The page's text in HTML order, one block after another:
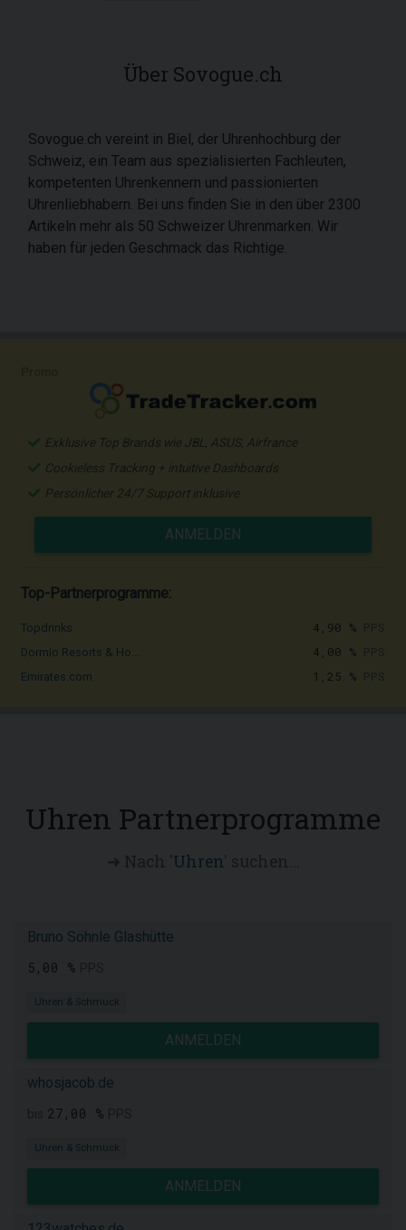
Über Sovogue.ch
Sovogue.ch vereint in Biel, der Uhrenhochburg der
Schweiz, ein Team aus spezialisierten Fachleuten,
kompetenten Uhrenkennern und passionierten
Uhrenliebhabern. Bei uns finden Sie in den über 2300
Artikeln mehr als 50 Schweizer Uhrenmarken. Wir
haben für jeden Geschmack das Richtige.
Exklusive Top Brands wie JBL, ASUS, Airfrance
Cookieless Tracking + intuitive Dashboards
Persönlicher 24/7 Support inklusive
ANMELDEN
Top-Partnerprogramme:
Topdrinks 4,90 %
Dormio Resorts & Ho... 4,00 %
Emirates.com 1,25 %
Uhren Partnerprogramme
Uhren' suchen...
Bruno Söhnle Glashütte
5,00 %
Uhren & Schmuck
ANMELDEN
whosjacob.de
27,00 %
Uhren & Schmuck
ANMELDEN